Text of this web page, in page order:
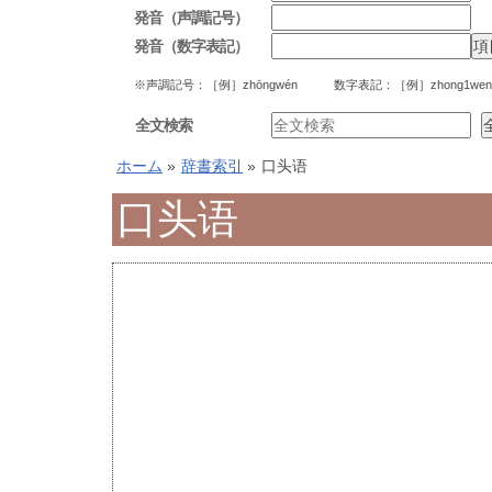
発音（声調記号）
発音（数字表記）
※声調記号：［例］zhōngwén 数字表記：［例］
全文検索
ホーム » 辞書索引 » 口头语
口头语